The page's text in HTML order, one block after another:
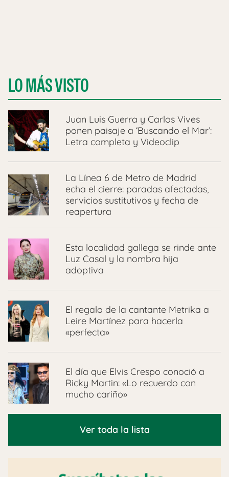
LO MÁS VISTO
Juan Luis Guerra y Carlos Vives
ponen paisaje a ‘Buscando el Mar’:
Letra completa y Videoclip
La Línea 6 de Metro de Madrid
echa el cierre: paradas afectadas,
servicios sustitutivos y fecha de
reapertura
Esta localidad gallega se rinde ante
Luz Casal y la nombra hija
adoptiva
El regalo de la cantante Metrika a
Leire Martínez para hacerla
«perfecta»
El día que Elvis Crespo conoció a
Ricky Martin: «Lo recuerdo con
mucho cariño»
Ver toda la lista